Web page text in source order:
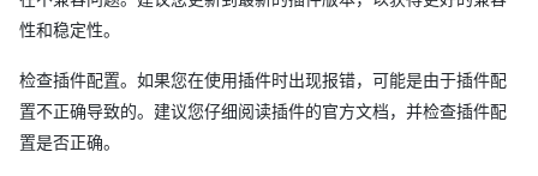
性和稳定性。
检查插件配置。如果您在使用插件时出现报错，可能是由于插件配
置不正确导致的。建议您仔细阅读插件的官方文档，并检查插件配
置是否正确。